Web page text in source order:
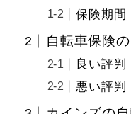
保険期間
自転車保険
良い評判
悪い評判